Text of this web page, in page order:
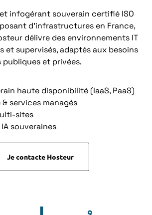
infogérant souverain certifié ISO
d’infrastructures en France,
délivre des environnements IT
et supervisés, adaptés aux besoins
et privées.
haute disponibilité (IaaS, PaaS)
services managés
sites
souveraines
Je contacte Hosteur